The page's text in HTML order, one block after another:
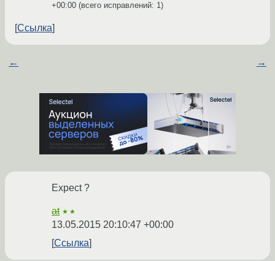
+00:00 (всего исправлений: 1)
Ссылка
← →
Expect ?
at ★★
13.05.2015 20:10:47 +00:00
Ссылка